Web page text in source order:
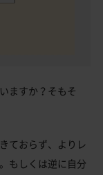
ますか？そもそ
ておらず、よりレ
もしくは逆に自分